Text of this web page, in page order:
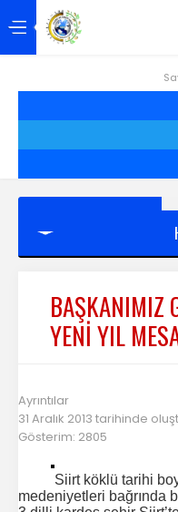
Hakkımızda
Projeler
Üyelik
Başkan
BAŞKANIMIZ
YENİ YIL
Ayrıntılar
31 Aralık 2013 tarihinde
Gösterim: 2805
Siirt köklü tarihi
medeniyetleri bağrında